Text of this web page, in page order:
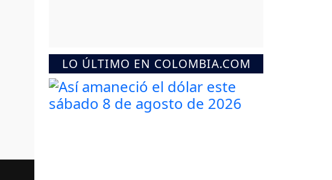
LO ÚLTIMO EN COLOMBIA.COM